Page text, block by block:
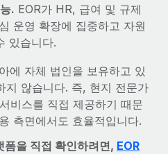
. EOR가 HR, 급여 및 규제
운영 확장에 집중하고 자원
있습니다.
에 자체 법인을 보유하고 있
지 않습니다. 즉, 현지 전문가
비스를 직접 제공하기 때문
측면에서도 효율적입니다.
폼을 직접 확인하려면, EOR